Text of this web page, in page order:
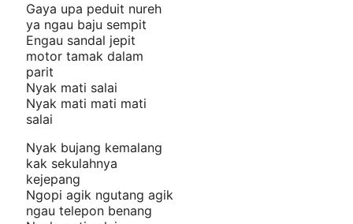
Gaya upa peduit nureh
ya ngau baju sempit
Engau sandal jepit
motor tamak dalam
parit
Nyak mati salai
Nyak mati mati mati
salai
Nyak bujang kemalang
kak sekulahnya
kejepang
Ngopi agik ngutang agik
ngau telepon benang